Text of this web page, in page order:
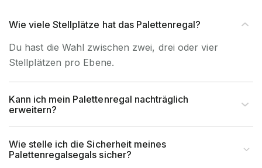
Wie viele Stellplätze hat das Palettenregal?
Du hast die Wahl zwischen zwei, drei oder vier
Stellplätzen pro Ebene.
Kann ich mein Palettenregal nachträglich
erweitern?
Wie stelle ich die Sicherheit meines
Palettenregalsegals sicher?